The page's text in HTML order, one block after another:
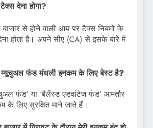
देना होगा?
बाजार से होने वाली आय पर टैक्स नियमों के
होता है। अपने सीए (CA) से इसके बारे में
फंड मंथली इनकम के लिए बेस्ट है?
फंड’ या ‘बैलेंस्ड एडवांटेज फंड’ आमतौर
के लिए सुरक्षित माने जाते हैं।